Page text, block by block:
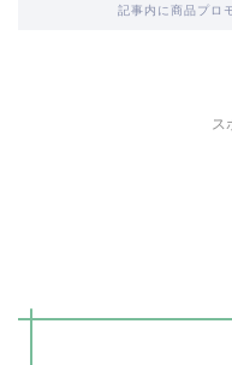
記事内に商品プロ
ス